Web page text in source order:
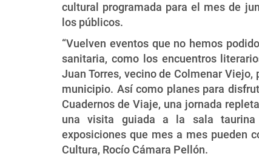
cultural programada para el mes de
los públicos.
“Vuelven eventos que no hemos
sanitaria, como los encuentros
Juan Torres, vecino de Colmenar
municipio. Así como planes para
Cuadernos de Viaje, una jornada
una visita guiada a la sala
exposiciones que mes a mes pueden
Cultura, Rocío Cámara Pellón.